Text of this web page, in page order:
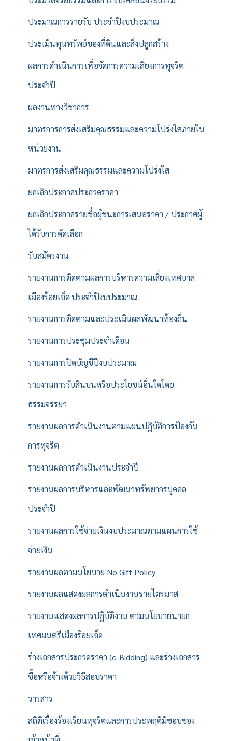
ประมาณการรายรับ ประจำปีงบประมาณ
ประเมินทุนทรัพย์ของที่ดินและสิ่งปลูกสร้าง
ผลการดำเนินการเพื่อจัดการความเสี่ยงการทุจริต
ประจำปี
ผลงานทางวิชาการ
มาตรการการส่งเสริมคุณธรรมและความโปร่งใสภายใน
หน่วยงาน
มาตรการส่งเสริมคุณธรรมและความโปร่งใส
ยกเลิกประกาศประกวดราคา
ยกเลิกประกาศรายชื่อผู้ชนะการเสนอราคา / ประกาศผู้
ได้รับการคัดเลือก
รับสมัครงาน
รายงานการติดตามผลการบริหารความเสี่ยงเทศบาล
เมืองร้อยเอ็ด ประจำปีงบประมาณ
รายงานการติดตามและประเมินผลพัฒนาท้องถิ่น
รายงานการประชุมประจำเดือน
รายงานการปิดบัญชีปีงบประมาณ
รายงานการรับสินบนหรือประโยชน์อื่นใดโดย
ธรรมจรรยา
รายงานผลการดำเนินงานตามแผนปฏิบัติการป้องกัน
การทุจริต
รายงานผลการดำเนินงานประจำปี
รายงานผลการบริหารและพัฒนาทรัพยากรบุคคล
ประจำปี
รายงานผลการใช้จ่ายเงินงบประมาณตามแผนการใช้
จ่ายเงิน
รายงานผลตามนโยบาย No Gift Policy
รายงานผลแสดงผลการดำเนินงานรายไตรมาส
รายงานแสดงผลการปฏิบัติงาน ตามนโยบายนายก
เทศมนตรีเมืองร้อยเอ็ด
ร่างเอกสารประกวดราคา (e-Bidding) และร่างเอกสาร
ซื้อหรือจ้างด้วยวิธีสอบราคา
วารสาร
สถิติเรื่องร้องเรียนทุจริตและการประพฤติมิชอบของ